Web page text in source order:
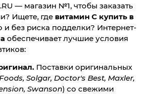
— магазин №1, чтобы заказать
Ищете, где витамин С купить в
и без риска подделки? Интернет-
обеспечивает лучшие условия
Поставки оригинальных
Solgar, Doctor's Best, Maxler,
Swanson) со свежими